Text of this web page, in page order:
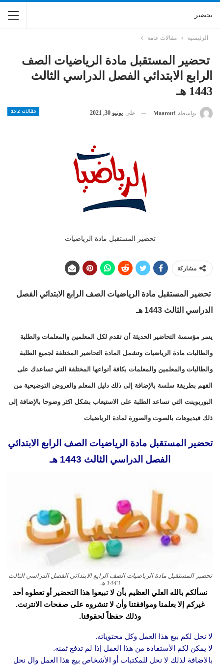
تحضير
الرئيسية مقالات عامة
تحضير المستقبل مادة الرياضيات الصف
الرابع الابتدائي الفصل الدراسي الثالث
1443 هـ
مقالات عامة بواسطة Maarouf على يونيو 30, 2021
تحضير المستقبل مادة الرياضيات
مشاركة
تحضير المستقبل مادة الرياضيات الصف الرابع الابتدائي الفصل
الدراسي الثالث 1443 هـ
يسر مؤسسة التحاضير الحديثة أن تقدم لكل المعلمين والمعلمات والطلبة
والطالبات مادة الرياضيات وتشمل المادة التحاضير المختلفة لجميع الطلبة
والطالبات والمعلمين والمعلمات بكافة أنواعها المختلفة التي تساعدك على
الفهم بطريقة سلسة بالإضافة إلى ذلك دليل المعلم والعروض التوضيحية من
البوربوينت التي تساعد الطلبة على الاستيعاب بشكل اكثر وضوحا بالإضافة إلى
ذلك فيديوهات بالصوت والصورة لمادة الرياضيات
تحضير المستقبل مادة الرياضيات الصف الرابع الابتدائي
الفصل الدراسي الثالث 1443 هـ
تحضير المستقبل مادة الرياضيات الصف الرابع الابتدائي الفصل الدراسي الثالث
1443 هـ
نسألكم بالله العلي العظيم بأن لا تبيعوا هذا التحضير أو تعطوه أحد
غيركم إلا بعلمنا وموافقتنا وأن لا تنشروه على صفحات الانترنت.
وذلك حفظاً لحقوقنا.
لا نحل لكم بيع هذا العمل وكل محتوياته.
لا يمكن لكم الأستفادة من هذا العمل إذا لم تدفع ثمنه.
بالاضافة لذلك لا نحل للمكتبات أو الأشخاص بيع هذا العمل وال نحل